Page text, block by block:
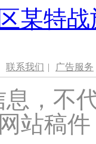
某特
联系我们 | 广告服务
，不
站稿